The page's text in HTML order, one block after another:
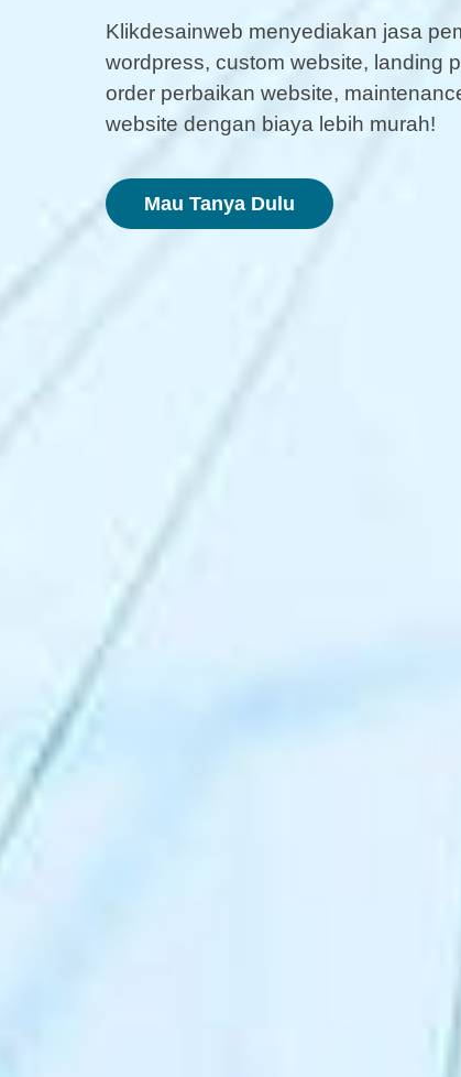
Klikdesainweb menyediakan jasa
wordpress, custom website, landing
order perbaikan website,
website dengan biaya lebih murah!
Mau Tanya Dulu